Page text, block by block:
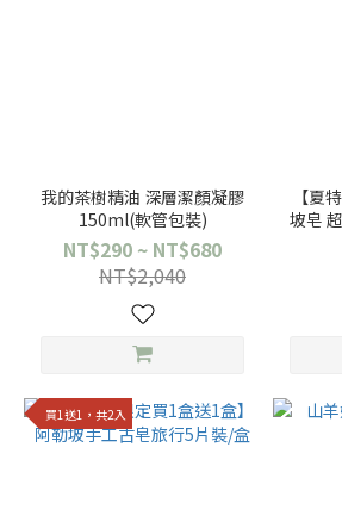
我的茶樹精油 深層潔顏凝膠
150ml(軟管包裝)
NT$290 ~ NT$680
NT$2,040
【夏
坡皂
買1送1，共2入